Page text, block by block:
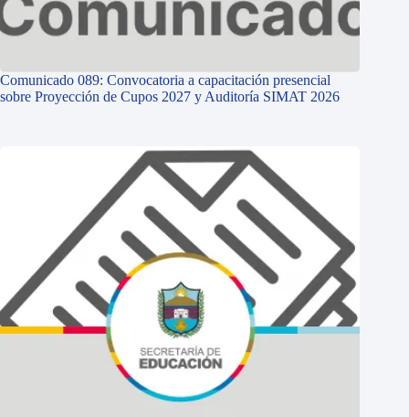
Comunicado 089: Convocatoria a capacitación presencial
sobre Proyección de Cupos 2027 y Auditoría SIMAT 2026